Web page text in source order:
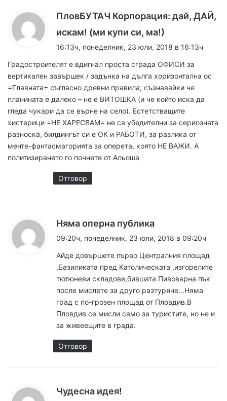
ПловБУТАЧ Корпорация: дай, ДАЙ,
искам! (ми купи си, ма!)
а
а
:
16:13ч, понеделник, 23 юли, 2018 в 16:13ч
Градостроителят е вдигнал проста сграда ОФИСИ за
вертикален завършек / задънка на дълга хоризонтална ос
=Главната= съгласно древни правила; съзнавайки че
планината е далеко – не е ВИТОШКА (и че който иска да
гледа чукари да се върне на село). Естетстващите
хистерици =НЕ ХАРЕСВАМ= не са убедителни за сериозната
разноска, билдингът си е ОК и РАБОТИ, за разлика от
менте-фантасмагорията за оперета, която НЕ ВАЖИ. А
политизирането го почнете от Альоша
Отговор
Няма оперна публика
а
а
:
09:20ч, понеделник, 23 юли, 2018 в 09:20ч
Айде довършете първо Централния площад
,Базиликата пред Католическата ,изгорелите
тютюневи складове,бившата Пивоварна пък
после мислете за друго разтуряне…Няма
град с по-грозен площад от Пловдив.В
Пловдив се мисли само за туристите, но не и
за живеещите в града.
Отговор
Чудесна идея!